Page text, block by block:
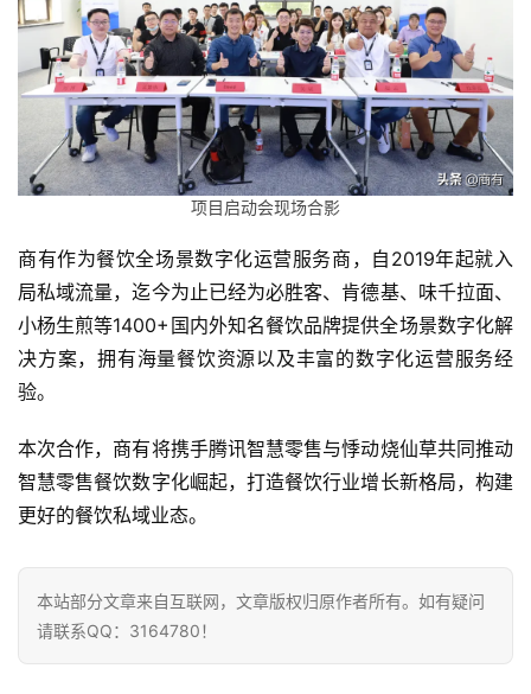
未
来
医
智
驶
智
慧
城
更
多
容
登录 注册
项目启动会现场合影
商有作为餐饮全场景数字化运营服务商，自2019年起就入
局私域流量，迄今为止已经为必胜客、肯德基、味千拉面、
小杨生煎等1400+国内外知名餐饮品牌提供全场景数字化解
决方案，拥有海量餐饮资源以及丰富的数字化运营服务经
验。
本次合作，商有将携手腾讯智慧零售与悸动烧仙草共同推动
智慧零售餐饮数字化崛起，打造餐饮行业增长新格局，构建
更好的餐饮私域业态。
本站部分文章来自互联网，文章版权归原作者所有。如有疑问
请联系QQ：3164780！